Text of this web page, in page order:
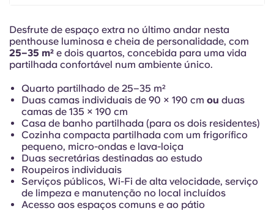
French
Portuguese
Desfrute de espaço extra no último andar nesta
penthouse luminosa e cheia de personalidade, com
25–35 m² e dois quartos, concebida para uma vida
partilhada confortável num ambiente único.
Quarto partilhado de 25–35 m²
Duas camas individuais de 90 × 190 cm ou duas
camas de 135 × 190 cm
Casa de banho partilhada (para os dois residentes)
Cozinha compacta partilhada com um frigorífico
pequeno, micro-ondas e lava-loiça
Duas secretárias destinadas ao estudo
Roupeiros individuais
Serviços públicos, Wi-Fi de alta velocidade, serviço
de limpeza e manutenção no local incluídos
Acesso aos espaços comuns e ao pátio